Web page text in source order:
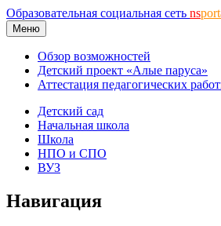
Образовательная социальная сеть ns
Меню
Обзор возможностей
Детский проект «Алые паруса»
Аттестация педагогических
Детский сад
Начальная школа
Школа
НПО и СПО
ВУЗ
Навигация